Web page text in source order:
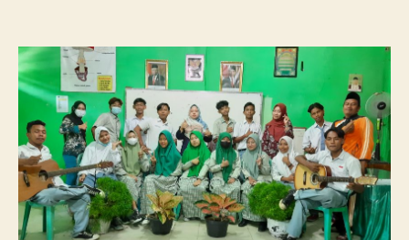
di
Kelas,
Ma’arif
1
Metro
Membebaskan
Siswa
Berkreasi
dalam